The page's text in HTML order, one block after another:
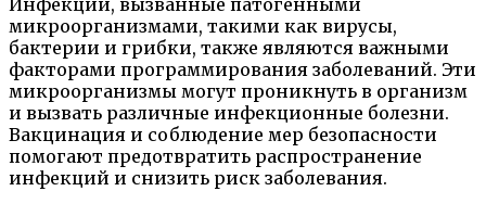
микроорганизмами, такими как вирусы,
бактерии и грибки, также являются важными
факторами программирования заболеваний. Эти
микроорганизмы могут проникнуть в организм
и вызвать различные инфекционные болезни.
Вакцинация и соблюдение мер безопасности
помогают предотвратить распространение
инфекций и снизить риск заболевания.